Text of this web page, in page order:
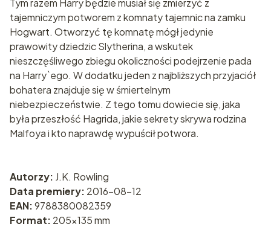
tajemniczym potworem z komnaty tajemnic na zamku
Hogwart. Otworzyć tę komnatę mógł jedynie
prawowity dziedzic Slytherina, a wskutek
nieszczęśliwego zbiegu okoliczności podejrzenie pada
na Harry`ego. W dodatku jeden z najbliższych przyjaciół
bohatera znajduje się w śmiertelnym
niebezpieczeństwie. Z tego tomu dowiecie się, jaka
była przeszłość Hagrida, jakie sekrety skrywa rodzina
Malfoya i kto naprawdę wypuścił potwora.
Autorzy: J.K. Rowling
Data premiery: 2016-08-12
EAN:9788380082359
Format: 205x135 mm